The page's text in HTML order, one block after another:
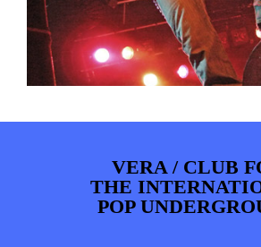
VERA / CLUB
THE
POP